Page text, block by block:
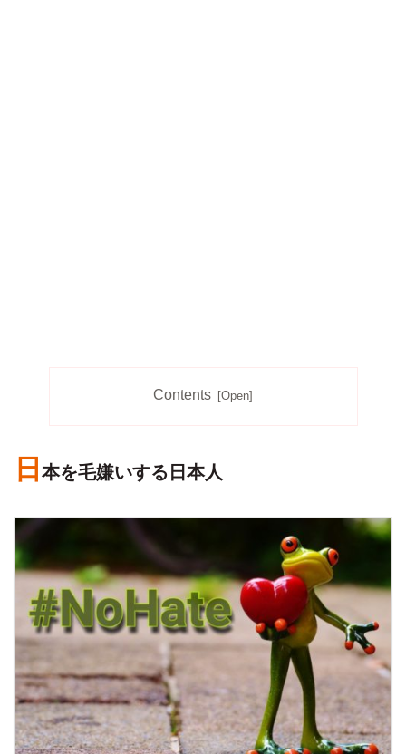
Contents
日 本を毛嫌いする日本人